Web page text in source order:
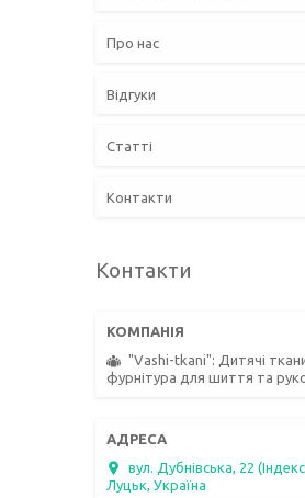
Про нас
Відгуки
Статті
Контакти
Контакти
"Vashi-tkani": Дитячі
фурнітура для шиття та
вул. Дубнівська, 22
Луцьк, Україна